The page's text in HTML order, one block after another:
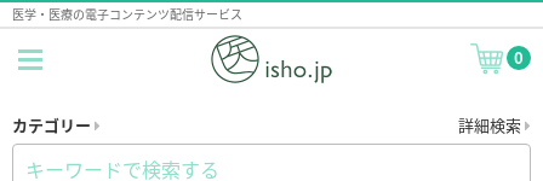
医学・医療の電子コンテンツ配信サービス
0
カテゴリー 詳細検索